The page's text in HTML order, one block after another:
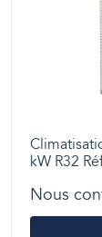
kW R32
Nous